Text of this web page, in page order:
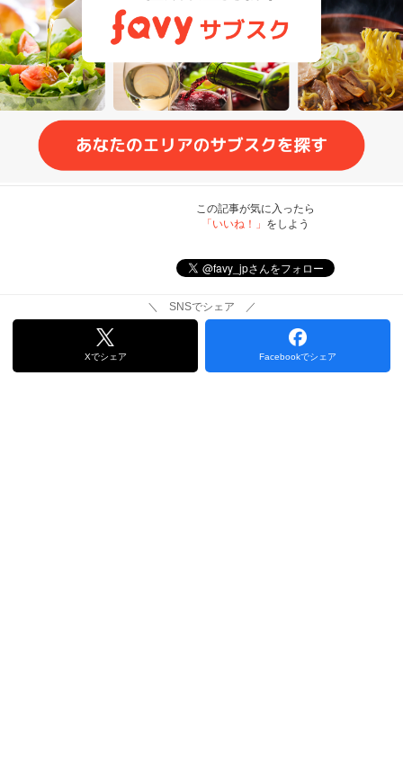
この記事が気に入ったら
「いいね！」 をしよう
＼ SNSでシェア ／
Xでシェア Facebookでシェア